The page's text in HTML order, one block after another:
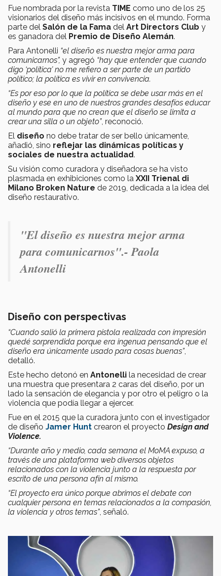
Fue nombrada por la revista TIME como uno de los 25
visionarios del diseño más incisivos en el mundo. Forma
parte del Salón de la Fama del Art Directors Club y
es ganadora del Premio de Diseño Alemán.
Para Antonelli “el diseño es nuestra mejor arma para
comunicarnos”, y agregó “hay que entender que cuando
digo ‘política’ no me refiero a ser parte de un partido
político; la política es vivir en convivencia.
“Es por eso por lo que la política se debe usar más en el
diseño y ese en uno de nuestros grandes desafíos educar
al mundo para que no crean que el diseño se limita a
crear una silla o un objeto”, reconoció.
El diseño no debe tratar de ser bello únicamente,
añadió, sino reflejar las dinámicas políticas y
sociales de nuestra actualidad.
Su visión como curadora y diseñadora se ha visto
plasmada en exhibiciones como la XXII Trienal di
Milano Broken Nature de 2019, dedicada a la idea del
diseño restaurativo.
"El diseño es nuestra mejor arma
para comunicarnos".- Paola
Antonelli
Diseño con perspectivas
“Cuando salió la primera pistola realizada con impresión
quedé sorprendida porque era ingenua pensando que el
diseño era únicamente usado para cosas buenas”,
detalló.
Este hecho detonó en Antonelli la necesidad de crear
una muestra que presentara 2 caras del diseño, por un
lado la sensación de elegancia y por otro el peligro o la
violencia que podía llegar a ejercer.
Fue en el 2015 que la curadora junto con el investigador
de diseño Jamer Hunt crearon el proyecto Design and
Violence.
“Durante año y medio, cada semana el MoMA expuso, a
través de una plataforma web diversos objetos
relacionados con la violencia junto a la respuesta por
escrito de una persona afín al mismo.
“El proyecto era único porque abrimos el debate con
cualquier persona en temas relacionados a la compasión,
la violencia y otros temas”, señaló.